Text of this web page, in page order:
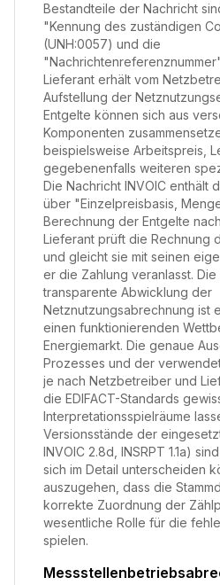
Bestandteile der Nachricht
"Kennung des zuständigen
(UNH:0057) und die
Lieferant erhält vom
Aufstellung der
Entgelte können sich aus
Komponenten
beispielsweise Arbeitspreis,
gegebenenfalls weiteren
Die Nachricht INVOIC enthält
über "Einzelpreisbasis,
Berechnung der Entgelte
Lieferant prüft die Rechnung
und gleicht sie mit seinen
er die Zahlung veranlasst.
transparente Abwicklung der
Netznutzungsabrechnung ist
einen funktionierenden
Energiemarkt. Die genaue
Prozesses und der
je nach Netzbetreiber und
die EDIFACT-Standards
Interpretationsspielräume
Versionsstände der
INVOIC 2.8d, INSRPT 1.1a)
sich im Detail unterscheiden
auszugehen, dass die
korrekte Zuordnung der
wesentliche Rolle für die
spielen.